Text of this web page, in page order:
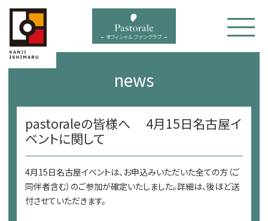
menu オフィシャル ファンクラブ
news
pastoraleの皆様へ 4月15日名古屋イ
ベントに関して
4月15日名古屋イベントは、お申込みいただいた全ての方（ご
同伴者含む）のご参加が確定いたしました。詳細は、後ほど送
付させていただきます。